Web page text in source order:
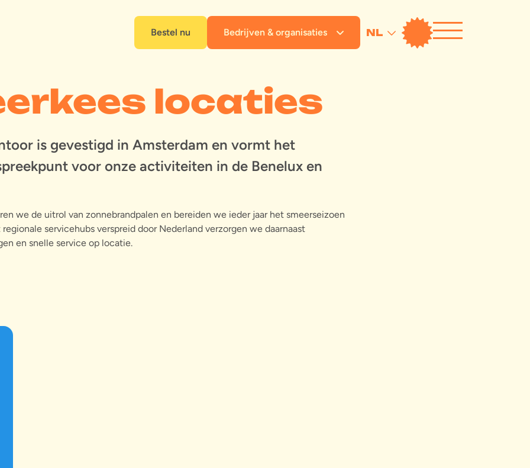
Bestel nu Bedrijven & organisaties NL
locaties
is gevestigd in Amsterdam en vormt het
voor onze activiteiten in de Benelux en
we de uitrol van zonnebrandpalen en bereiden we ieder jaar het smeerseizoen
servicehubs verspreid door Nederland verzorgen we daarnaast
en snelle service op locatie.